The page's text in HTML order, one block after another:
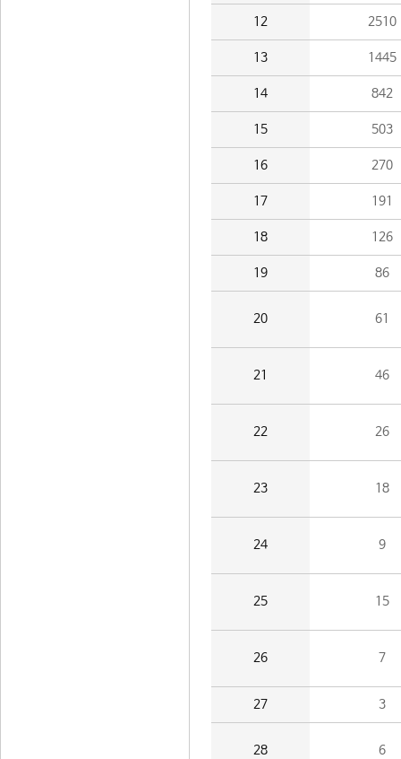
12 2510
13 1445
14 842
15 503
16 270
17 191
18 126
19 86
20 61
21 46
22 26
23 18
24 9
25 15
26 7
27 3
28 6